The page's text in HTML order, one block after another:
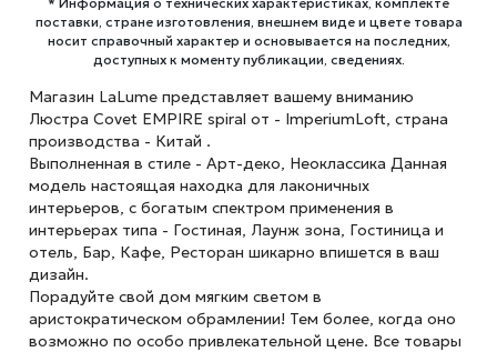
поставки, стране изготовления, внешнем виде и цвете товара
носит справочный характер и основывается на последних,
доступных к моменту публикации, сведениях.
Магазин LaLume представляет вашему вниманию
Люстра Covet EMPIRE spiral от - ImperiumLoft, страна
производства - Китай .
Выполненная в стиле - Арт-деко, Неоклассика Данная
модель настоящая находка для лаконичных
интерьеров, с богатым спектром применения в
интерьерах типа - Гостиная, Лаунж зона, Гостиница и
отель, Бар, Кафе, Ресторан шикарно впишется в ваш
дизайн.
Порадуйте свой дом мягким светом в
аристократическом обрамлении! Тем более, когда оно
возможно по особо привлекательной цене. Все товары